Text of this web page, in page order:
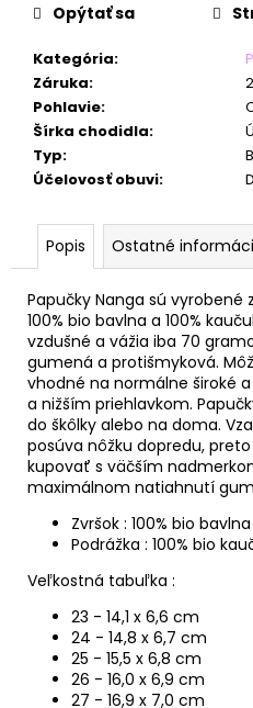
Kategória:
Záruka:
Pohlavie:
Šírka chodidla:
Typ:
Účelovosť obuvi:
Opýtať sa
Popis Ostatné
Papučky Nanga sú
100% bio bavlna a 100%
vzdušné a vážia iba 70
gumená a protišmyková.
vhodné na normálne široké
a nižším priehlavkom.
do škôlky alebo na doma.
posúva nôžku dopredu,
kupovať s väčším
maximálnom natiahnutí
Zvršok : 100% bio bavlna
Podrážka : 100% bio
Veľkostná tabuľka :
23 - 14,1 x 6,6 cm
24 - 14,8 x 6,7 cm
25 - 15,5 x 6,8 cm
26 - 16,0 x 6,9 cm
27 - 16,9 x 7,0 cm
č
a
m
e